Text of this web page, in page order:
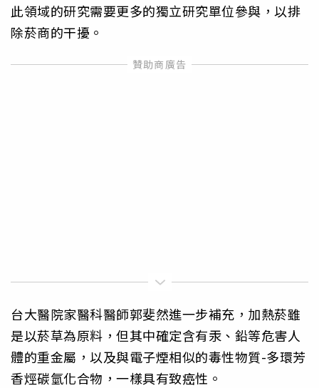
此領域的研究需要更多的獨立研究單位參與，以排
除菸商的干擾。
台大醫院家醫科醫師郭斐然進一步補充，加熱菸雖
是以菸草為原料，但其中確定含有汞、鉛等危害人
體的重金屬，以及與電子煙相似的毒性物質-多環芳
香烴碳氫化合物，一樣具有致癌性。